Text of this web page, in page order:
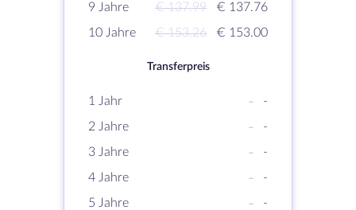
9 Jahre
€ 137.99
€ 137.76
10 Jahre
€ 153.26 € 153.00
Transferpreis
1 Jahr -
-
2 Jahre
-
-
3 Jahre
-
-
4 Jahre
-
-
5 Jahre
-
-